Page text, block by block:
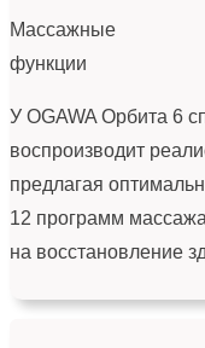
Массажные
функции
У OGAWA Орбита 6
воспроизводит
предлагая
12 программ
на восстановление